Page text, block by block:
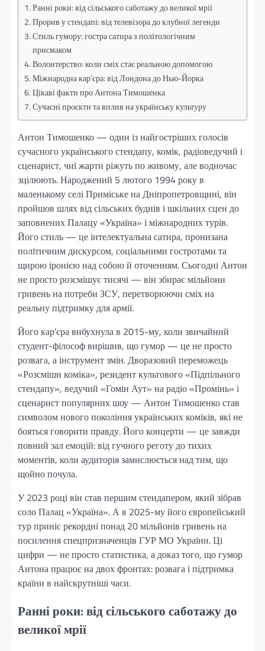
Ранні роки: від сільського саботажу до великої мрії
Прорив у стендапі: від телевізора до клубної легенди
Стиль гумору: гостра сатира з політологічним
присмаком
Волонтерство: коли сміх стає реальною допомогою
Міжнародна кар’єра: від Лондона до Нью-Йорка
Цікаві факти про Антона Тимошенка
Сучасні проєкти та вплив на українську культуру
Антон Тимошенко — один із найгостріших голосів
сучасного українського стендапу, комік, радіоведучий і
сценарист, чиї жарти ріжуть по живому, але водночас
зцілюють. Народжений 5 лютого 1994 року в
маленькому селі Приміське на Дніпропетровщині, він
пройшов шлях від сільських буднів і шкільних сцен до
заповнених Палацу «Україна» і міжнародних турів.
Його стиль — це інтелектуальна сатира, пронизана
політичним дискурсом, соціальними гостротами та
щирою іронією над собою й оточенням. Сьогодні Антон
не просто розсмішує тисячі — він збирає мільйони
гривень на потреби ЗСУ, перетворюючи сміх на
реальну підтримку для армії.
Його кар’єра вибухнула в 2015-му, коли звичайний
студент-філософ вирішив, що гумор — це не просто
розвага, а інструмент змін. Дворазовий переможець
«Розсміши коміка», резидент культового «Підпільного
стендапу», ведучий «Гомін Аут» на радіо «Промінь» і
сценарист популярних шоу — Антон Тимошенко став
символом нового покоління українських коміків, які не
бояться говорити правду. Його концерти — це завжди
повний зал емоцій: від гучного реготу до тихих
моментів, коли аудиторія замислюється над тим, що
щойно почула.
У 2023 році він став першим стендапером, який зібрав
соло Палац «Україна». А в 2025-му його європейський
тур приніс рекордні понад 20 мільйонів гривень на
посилення спецпризначенців ГУР МО України. Ці
цифри — не просто статистика, а доказ того, що гумор
Антона працює на двох фронтах: розвага і підтримка
країни в найскрутніші часи.
Ранні роки: від сільського саботажу до
великої мрії